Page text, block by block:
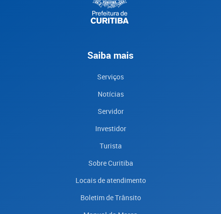
Saiba mais
Serviços
Notícias
Servidor
Investidor
Turista
Sobre Curitiba
Locais de atendimento
Boletim de Trânsito